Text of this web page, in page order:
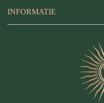
INFORMATIE